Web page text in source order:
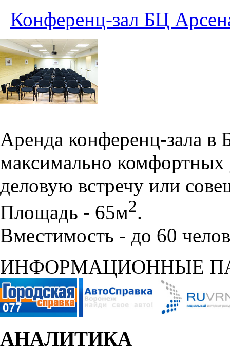
Конференц-зал БЦ
Аренда конференц-зала в
максимально комфортных
деловую встречу или
Площадь - 65м2.
Вместимость - до 60
ИНФОРМАЦИОННЫЕ
АНАЛИТИКА